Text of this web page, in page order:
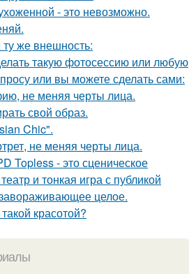
- это невозможно.
же внешность:
такую фотосессию или любую
или вы можете сделать сами:
не меняя черты лица.
свой образ.
Chic".
не меняя черты лица.
Topless - это сценическое
и тонкая игра с публикой
целое.
красотой?